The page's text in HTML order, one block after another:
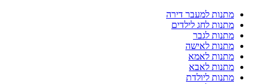
מתנות למעבר דירה
מתנות לחג לילדים
מתנות לגבר
מתנות לאישה
מתנות לאמא
מתנות לאבא
מתנות ליולדת